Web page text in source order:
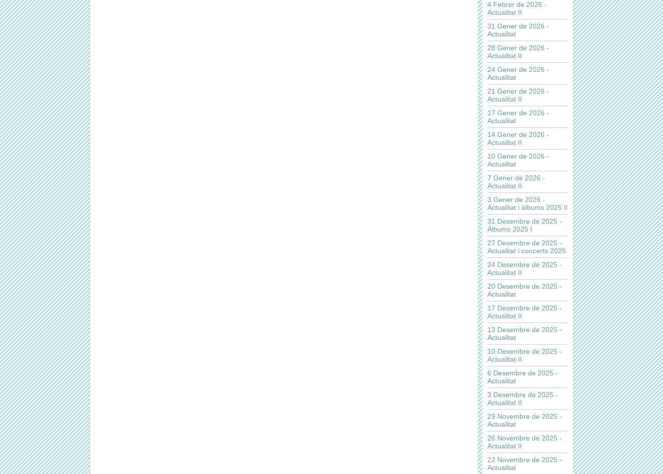
4 Febrer de 2026 -
Actualitat II
31 Gener de 2026 -
Actualitat
28 Gener de 2026 -
Actualitat II
24 Gener de 2026 -
Actualitat
21 Gener de 2026 -
Actualitat II
17 Gener de 2026 -
Actualitat
14 Gener de 2026 -
Actualitat II
10 Gener de 2026 -
Actualitat
7 Gener de 2026 -
Actualitat II
3 Gener de 2026 -
Actualitat i àlbums 2025 II
31 Desembre de 2025 -
Àlbums 2025 I
27 Desembre de 2025 -
Actualitat i concerts 2025
24 Desembre de 2025 -
Actualitat II
20 Desembre de 2025 -
Actualitat
17 Desembre de 2025 -
Actualitat II
13 Desembre de 2025 -
Actualitat
10 Desembre de 2025 -
Actualitat II
6 Desembre de 2025 -
Actualitat
3 Desembre de 2025 -
Actualitat II
29 Novembre de 2025 -
Actualitat
26 Novembre de 2025 -
Actualitat II
22 Novembre de 2025 -
Actualitat